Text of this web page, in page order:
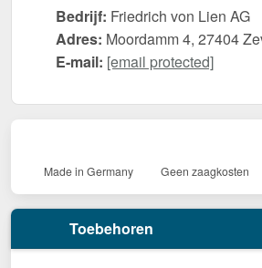
Bedrijf: Friedrich von Lien AG
Adres: Moordamm 4, 27404
E-mail: [email protected]
Made in Germany Geen zaagkosten
Toebehoren